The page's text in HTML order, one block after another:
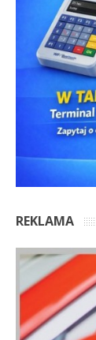
REKLAMA